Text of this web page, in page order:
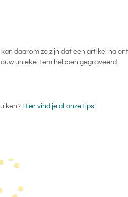
daarom zo zijn dat een artikel na
unieke item hebben gegraveerd.
Hier vind je al onze tips!